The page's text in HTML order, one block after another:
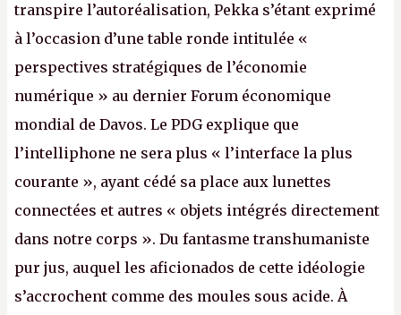
transpire l’autoréalisation, Pekka s’étant exprimé
à l’occasion d’une table ronde intitulée «
perspectives stratégiques de l’économie
numérique » au dernier Forum économique
mondial de Davos. Le PDG explique que
l’intelliphone ne sera plus « l’interface la plus
courante », ayant cédé sa place aux lunettes
connectées et autres « objets intégrés directement
dans notre corps ». Du fantasme transhumaniste
pur jus, auquel les aficionados de cette idéologie
s’accrochent comme des moules sous acide. À